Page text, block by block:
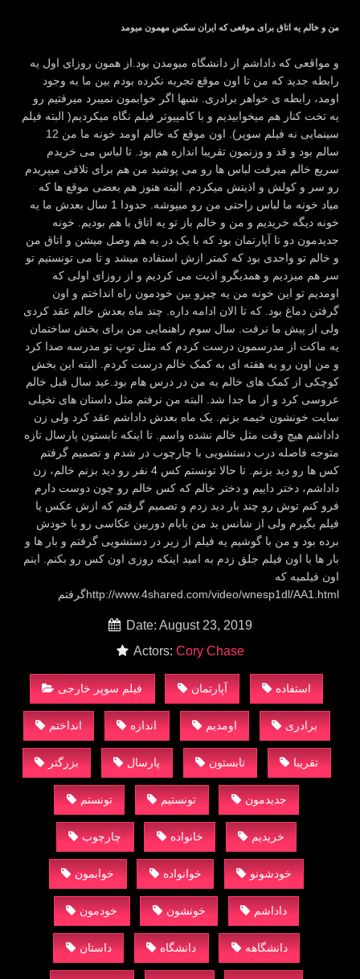
من و خالم یه اتاق برای موقعی که ایران سکس مهمون میومد
و مواقعی که داداشم از دانشگاه میومدن بود.از همون روزای اول یه
رابطه جدید که من تا اون موقع تجربه نکرده بودم بین ما به وجود
اومد، رابطه ی خواهر برادری. شبها اگر خوابمون نمیبرد میرفتیم رو
یه تخت کنار هم میخوابیدیم و با کامپیوتر فیلم نگاه میکردیم( البته فیلم
سینمایی نه فیلم سوپر). اون موقع که خالم اومد خونه ما من 12
سالم بود و قد و وزنمون تقریبا اندازه هم بود. تا لباس می خریدم
سریع خالم میرفت لباس ها رو می پوشید من هم برای تلافی میپریدم
رو سر و کولش و اذیتش میکردم. البته هنوز هم بعضی موقع ها که
میاد خونه ما لباس راحتی من رو میپوشه. حدودا 1 سال بعدش ما یه
خونه دیگه خریدیم و من و خالم باز تو یه اتاق با هم بودیم. خونه
جدیدمون دو تا آپارتمان بود که با یک در به هم وصل میشن و اتاق من
و خالم تو واحدی بود که کمتر ازش استفاده میشد و تا می تونستیم تو
سر هم میزدیم و همدیگرو اذیت می کردیم و از روزای اولی که
اومدیم تو این خونه من یه چیزو بین خودمون راه انداختم و اون
گرفتن دماغ بود. که تا الان ادامه داره. چند ماه بعدش خالم عقد کردی
ولی از پیش ما نرفت. سال سوم راهنمایی من برای بخش ساختمان
یه ماکت از مدرسمون درست کردم که مثل توپ تو مدرسه صدا کرد
و من اون رو یه هفته ای به کمک خالم درست کردم. البته این بخش
کوچکی از کمک های خالم به من در درس هام بود.عید سال قبل خالم
عروسی کرد و از ما جدا شد. البته من نرفتم مثل داستان های تخیلی
سایت خونشون خیمه بزنم. یک ماه بعدش داداشم عقد کرد ولی زن
داداشم هیچ وقت مثل خالم نشده واسم. تا اینکه تابستون پارسال تازه
متوجه فاصله درب دستشویی با چارچوب در شدم و تصمیم گرفتم
کس ها رو دید بزنم. تا حالا تونستم کس 4 نفر رو دید بزنم خالم، زن
داداشم، دختر داییم و دختر خالم که کس خالم رو چون دوست دارم
فرو کنم توش رو چند بار دید زدم و تصمیم گرفتم که ازش عکس یا
فیلم بگیرم ولی از شانس بد من بابام دوربین عکاسی رو با خودش
برده بود و من با گوشیم یه فیلم از زیر در دستشویی گرفتم و بار ها و
بار ها با اون فیلم جلق زدم به امید اینکه روزی اون کس رو بکنم. اینم
اون فیلمیه که
گرفتمhttp://www.4shared.com/video/wnesp1dl/AA1.html
Date: August 23, 2019
Actors: Cory Chase
فیلم سوپر خارجی آپارتمان استفاده
انداختم اندازه اومدیم برادری
بزرگتر پارسال تابستون تقریبا
تونستم تونستیم جدیدمون
چارچوب خانواده خریدیم
خوابمون خوانواده خودشونو
خودمون خونشون داداشم
داستان دانشگاه دانشگاهه